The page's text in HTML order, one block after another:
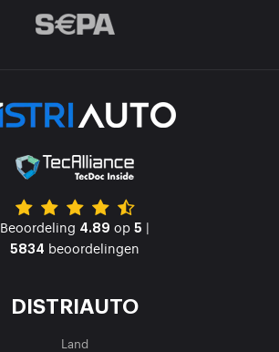
Beoordeling 4.89 op 5 |
5834 beoordelingen
DISTRIAUTO
Land